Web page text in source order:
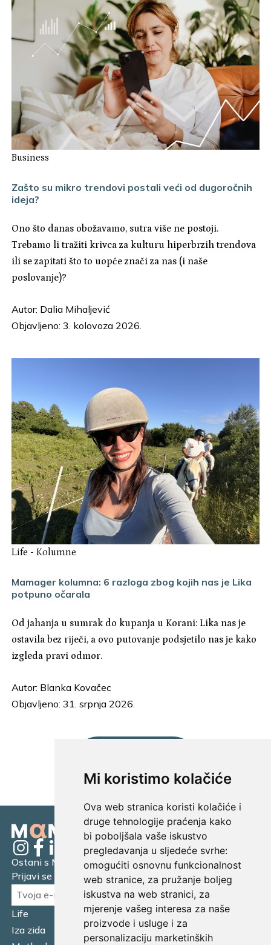
Mi koristimo kolačiće
Ova web stranica koristi kolačiće i
druge tehnologije praćenja kako
bi poboljšala vaše iskustvo
pregledavanja u sljedeće svrhe:
omogućiti osnovnu funkcionalnost
web stranice, za pružanje boljeg
iskustva na web stranici, za
mjerenje vašeg interesa za naše
proizvode i usluge i za
personalizaciju marketinških
Business
Zašto su mikro trendovi postali veći od dugoročnih
ideja?
Ono što danas obožavamo, sutra više ne postoji.
Trebamo li tražiti krivca za kulturu hiperbrzih trendova
ili se zapitati što to uopće znači za nas (i naše
poslovanje)?
Autor: Dalia Mihaljević
Objavljeno: 3. kolovoza 2026.
Life -Kolumne
Mamager kolumna: 6 razloga zbog kojih nas je Lika
potpuno očarala
Od jahanja u sumrak do kupanja u Korani: Lika nas je
ostavila bez riječi, a ovo putovanje podsjetilo nas je kako
izgleda pravi odmor.
Autor: Blanka Kovačec
Objavljeno: 31. srpnja 2026.
Life
Financijska pismenost
Iza zida
Business
Ostani s Mamagerom
Prijavi se na naš newsletter.